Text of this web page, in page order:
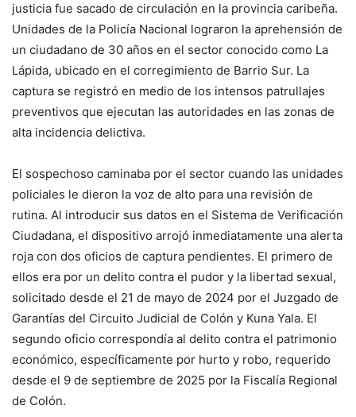
justicia fue sacado de circulación en la provincia caribeña.
Unidades de la Policía Nacional lograron la aprehensión de
un ciudadano de 30 años en el sector conocido como La
Lápida, ubicado en el corregimiento de Barrio Sur. La
captura se registró en medio de los intensos patrullajes
preventivos que ejecutan las autoridades en las zonas de
alta incidencia delictiva.
El sospechoso caminaba por el sector cuando las unidades
policiales le dieron la voz de alto para una revisión de
rutina. Al introducir sus datos en el Sistema de Verificación
Ciudadana, el dispositivo arrojó inmediatamente una alerta
roja con dos oficios de captura pendientes. El primero de
ellos era por un delito contra el pudor y la libertad sexual,
solicitado desde el 21 de mayo de 2024 por el Juzgado de
Garantías del Circuito Judicial de Colón y Kuna Yala. El
segundo oficio correspondía al delito contra el patrimonio
económico, específicamente por hurto y robo, requerido
desde el 9 de septiembre de 2025 por la Fiscalía Regional
de Colón.